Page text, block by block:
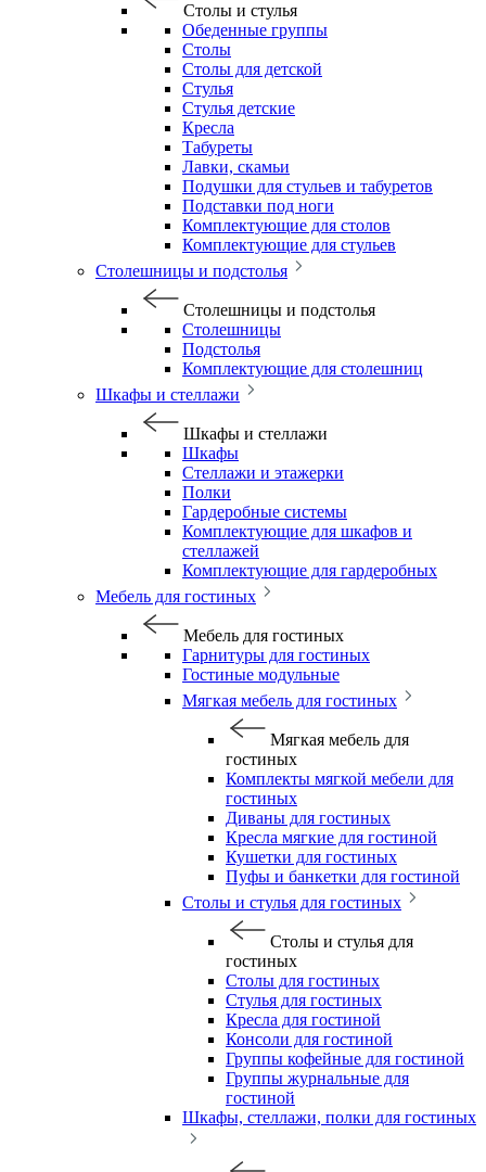
Столы и стулья
Обеденные группы
Столы
Столы для детской
Стулья
Стулья детские
Кресла
Табуреты
Лавки, скамьи
Подушки для стульев и табуретов
Подставки под ноги
Комплектующие для столов
Комплектующие для стульев
Столешницы и подстолья
Столешницы и подстолья
Столешницы
Подстолья
Комплектующие для столешниц
Шкафы и стеллажи
Шкафы и стеллажи
Шкафы
Стеллажи и этажерки
Полки
Гардеробные системы
Комплектующие для шкафов и
стеллажей
Комплектующие для гардеробных
Мебель для гостиных
Мебель для гостиных
Гарнитуры для гостиных
Гостиные модульные
Мягкая мебель для гостиных
Мягкая мебель для
гостиных
Комплекты мягкой мебели для
гостиных
Диваны для гостиных
Кресла мягкие для гостиной
Кушетки для гостиных
Пуфы и банкетки для гостиной
Столы и стулья для гостиных
Столы и стулья для
гостиных
Столы для гостиных
Стулья для гостиных
Кресла для гостиной
Консоли для гостиной
Группы кофейные для гостиной
Группы журнальные для
гостиной
Шкафы, стеллажи, полки для гостиных